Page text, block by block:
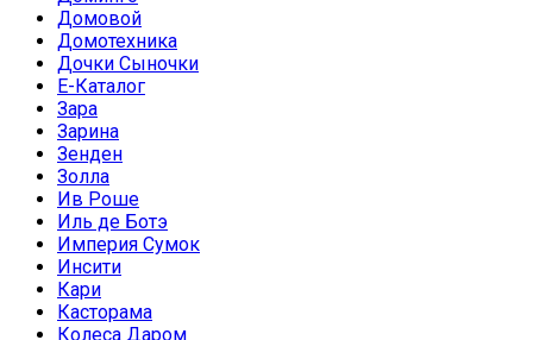
Домовой
Домотехника
Дочки Сыночки
Е-Каталог
Зара
Зарина
Зенден
Золла
Ив Роше
Иль де Ботэ
Империя Сумок
Инсити
Кари
Касторама
Колеса Даром